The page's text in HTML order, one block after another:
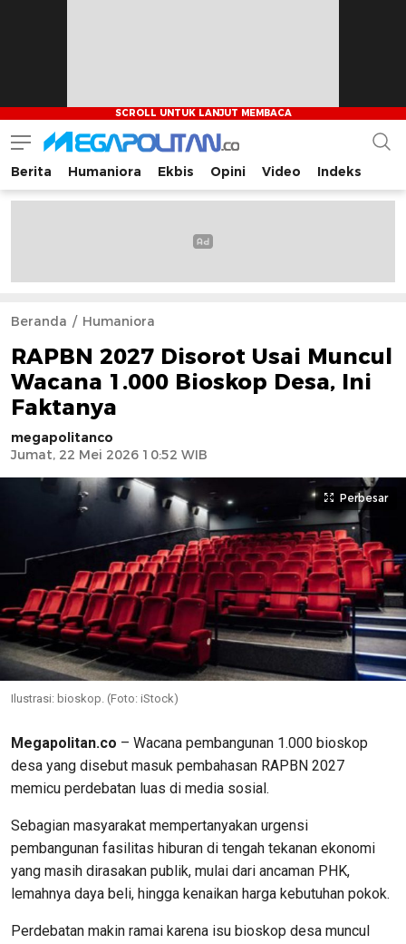
Megapolitan.co
Menyajikan berita-berita fakta bagi pembaca
Berita Humaniora Ekbis Opini Video Indeks
Beranda Humaniora
RAPBN 2027 Disorot Usai Muncul
Wacana 1.000 Bioskop Desa, Ini
Faktanya
megapolitanco
Jumat, 22 Mei 2026 10:52 WIB
Perbesar
Ilustrasi: bioskop. (Foto: iStock)
Megapolitan.co – Wacana pembangunan 1.000 bioskop
desa yang disebut masuk pembahasan RAPBN 2027
memicu perdebatan luas di media sosial.
Sebagian masyarakat mempertanyakan urgensi
pembangunan fasilitas hiburan di tengah tekanan ekonomi
yang masih dirasakan publik, mulai dari ancaman PHK,
lemahnya daya beli, hingga kenaikan harga kebutuhan pokok.
Perdebatan makin ramai karena isu bioskop desa muncul